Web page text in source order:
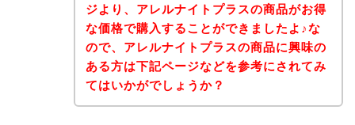
ジより、アレルナイトプラスの商品がお得
な価格で購入することができましたよ♪な
ので、アレルナイトプラスの商品に興味の
ある方は下記ページなどを参考にされてみ
てはいかがでしょうか？